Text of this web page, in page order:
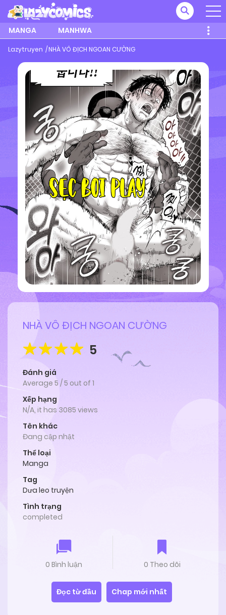
MANGA MANHWA
Lazytruyen NHÀ VÔ ĐỊCH NGOAN CƯỜNG
NHÀ VÔ ĐỊCH NGOAN CƯỜNG
5
Đánh giá
Average 5 /5 out of 1
Xếp hạng
N/A, it has 3085 views
Tên khác
Đang cập nhật
Thể loại
Manga
Tag
Dưa leo truyện
Tình trạng
completed
0 Bình luận 0 Theo dõi
Đọc từ đầu Chap mới nhất